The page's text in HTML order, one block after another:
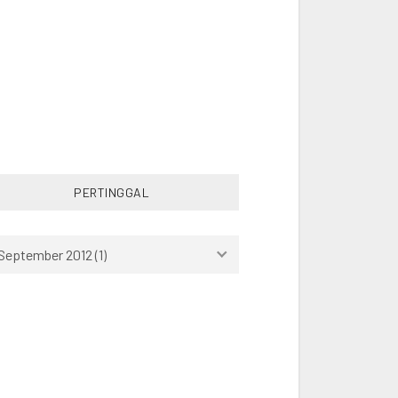
PERTINGGAL